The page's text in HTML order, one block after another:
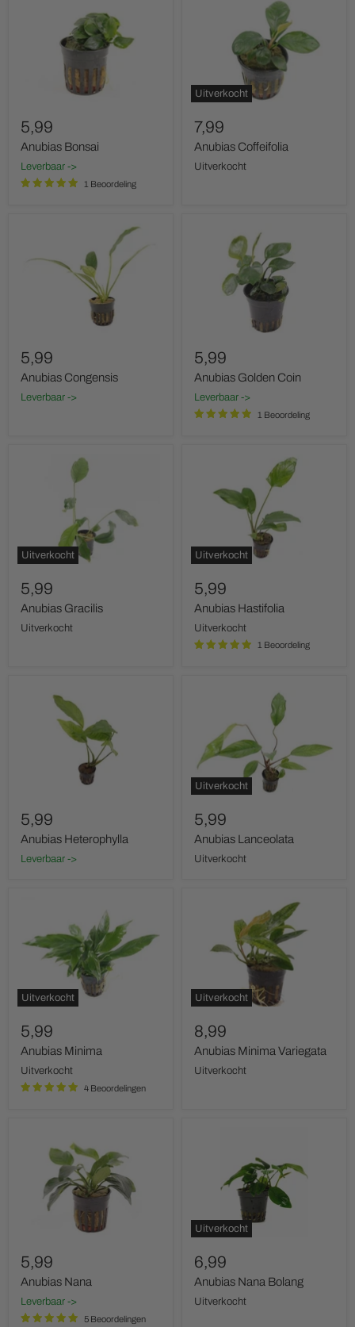
5,99
Anubias Bonsai
Leverbaar ->
1 Beoordeling
Uitverkocht
7,99
Anubias Coffeifolia
Uitverkocht
5,99
Anubias Congensis
Leverbaar ->
5,99
Anubias Golden Coin
Leverbaar ->
1 Beoordeling
Uitverkocht
5,99
Anubias Gracilis
Uitverkocht
Uitverkocht
5,99
Anubias Hastifolia
Uitverkocht
1 Beoordeling
Heterophylla
5,99
Anubias Heterophylla
Leverbaar ->
Uitverkocht
5,99
Anubias Lanceolata
Uitverkocht
Uitverkocht
5,99
Anubias Minima
Uitverkocht
4 Beoordelingen
Uitverkocht
Variegata
8,99
Anubias Minima Variegata
Uitverkocht
5,99
Anubias Nana
Leverbaar ->
5 Beoordelingen
Uitverkocht
6,99
Anubias Nana Bolang
Uitverkocht